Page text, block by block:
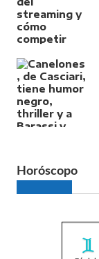
Horóscopo